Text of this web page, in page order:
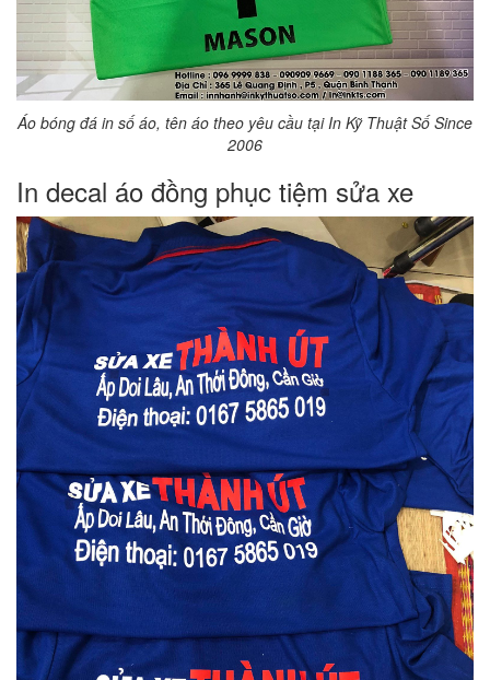
Áo bóng đá in số áo, tên áo theo yêu cầu tại In Kỹ Thuật Số Since
2006
In decal áo đồng phục tiệm sửa xe